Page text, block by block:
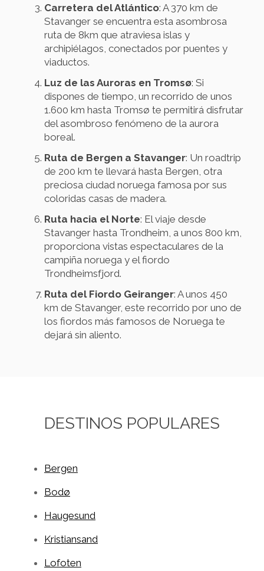
Carretera del Atlántico: A 370 km de
Stavanger se encuentra esta asombrosa
ruta de 8km que atraviesa islas y
archipiélagos, conectados por puentes y
viaductos.
Luz de las Auroras en Tromsø: Si
dispones de tiempo, un recorrido de unos
1.600 km hasta Tromsø te permitirá disfrutar
del asombroso fenómeno de la aurora
boreal.
Ruta de Bergen a Stavanger: Un roadtrip
de 200 km te llevará hasta Bergen, otra
preciosa ciudad noruega famosa por sus
coloridas casas de madera.
Ruta hacia el Norte: El viaje desde
Stavanger hasta Trondheim, a unos 800 km,
proporciona vistas espectaculares de la
campiña noruega y el fiordo
Trondheimsfjord.
Ruta del Fiordo Geiranger: A unos 450
km de Stavanger, este recorrido por uno de
los fiordos más famosos de Noruega te
dejará sin aliento.
DESTINOS POPULARES
Bergen
Bodø
Haugesund
Kristiansand
Lofoten